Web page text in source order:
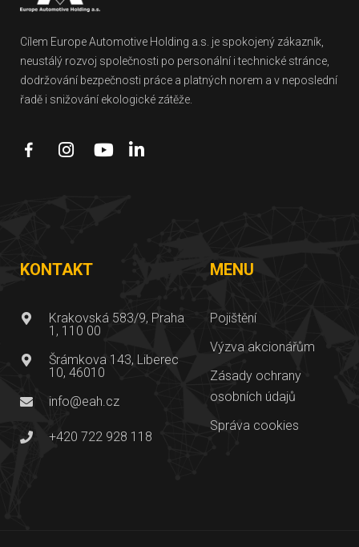
Cílem Europe Automotive Holding a.s. je spokojený zákazník,
neustálý rozvoj společnosti po personální i technické stránce,
dodržování bezpečnosti práce a platných norem a v neposlední
řadě i snižování ekologické zátěže.
KONTAKT
Krakovská 583/9, Praha
1, 110 00
Šrámkova 143, Liberec
10, 46010
info@eah.cz
+420 722 928 118
MENU
Pojištění
Výzva akcionářům
Zásady ochrany
osobních údajů
Správa cookies